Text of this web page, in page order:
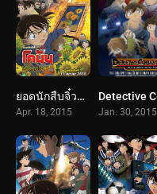
ยอดนักสืบจิ๋วโคนัน เดอะมูฟวี่ 19: ปริศนาทานตะวันมรณะ (2015) Detective Conan The Movie 19: Sunflowers of Inferno
Apr. 18, 2015 Jan. 30, 2015